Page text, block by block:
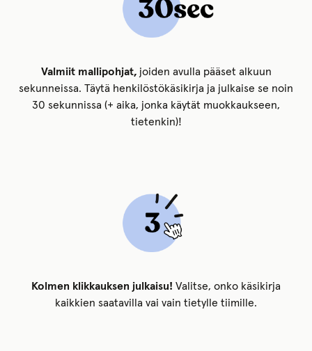
Valmiit mallipohjat,joiden avulla pääset alkuun
sekunneissa. Täytä henkilöstökäsikirja ja julkaise se noin
30 sekunnissa (+ aika, jonka käytät muokkaukseen,
tietenkin)!
Kolmen klikkauksen julkaisu! Valitse, onko käsikirja
kaikkien saatavilla vai vain tietylle tiimille.